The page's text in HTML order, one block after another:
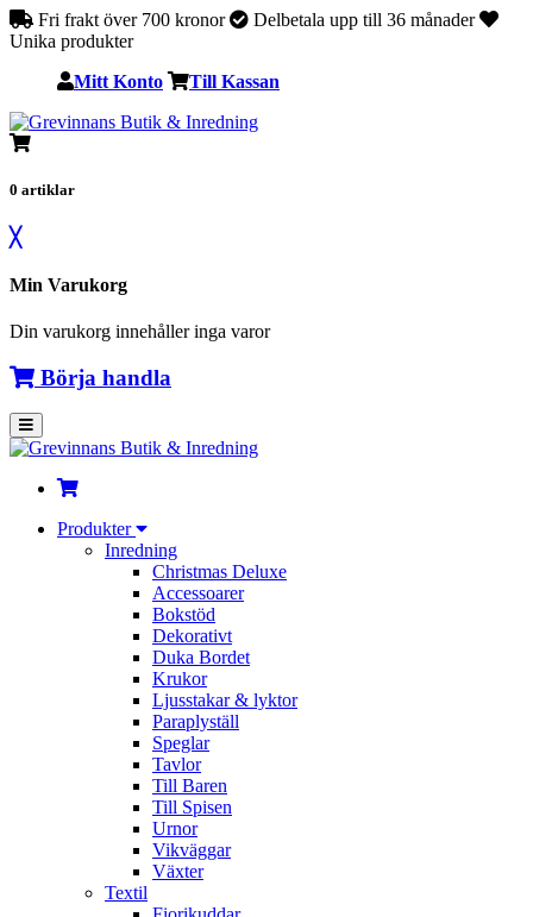
Fri frakt över 700 kronor
Delbetala upp till 36 månader
Unika produkter
Mitt Konto Till Kassan
0 artiklar
╳
Min Varukorg
Din varukorg innehåller inga varor
Börja handla
Produkter
Inredning
Christmas Deluxe
Accessoarer
Bokstöd
Dekorativt
Duka Bordet
Krukor
Ljusstakar & lyktor
Paraplyställ
Speglar
Tavlor
Till Baren
Till Spisen
Urnor
Vikväggar
Växter
Textil